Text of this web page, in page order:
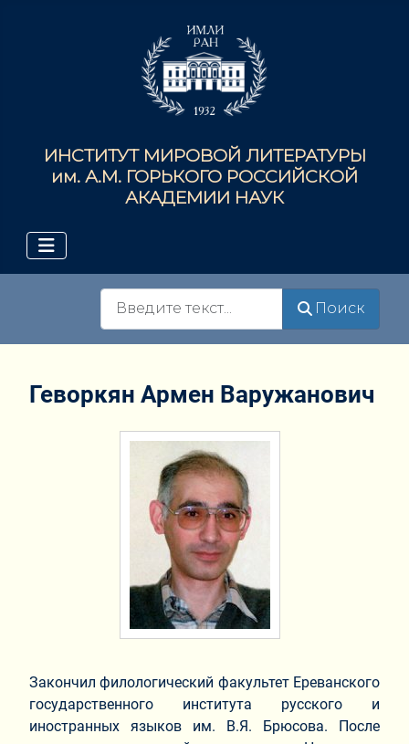
ИНСТИТУТ МИРОВОЙ ЛИТЕРАТУРЫ
им. А.М. ГОРЬКОГО РОССИЙСКОЙ
АКАДЕМИИ НАУК
Поиск
Геворкян Армен Варужанович
Закончил филологический факультет Ереванского
государственного института русского и
иностранных языков им. В.Я. Брюсова. После